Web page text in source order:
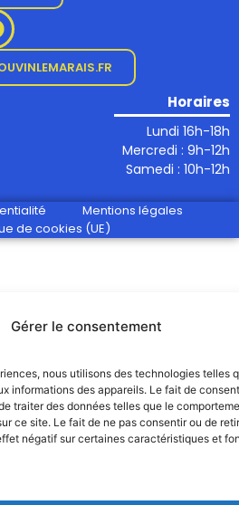
Gérer le consentement
nous utilisons des technologies telles
informations des appareils. Le fait de
traiter des données telles que le
ce site. Le fait de ne pas consentir ou de
négatif sur certaines caractéristiques et
Horaires
Lundi 16h-18h
Mercredi : 9h-12h
Samedi : 10h-12h
Mentions légales
de cookies (UE)